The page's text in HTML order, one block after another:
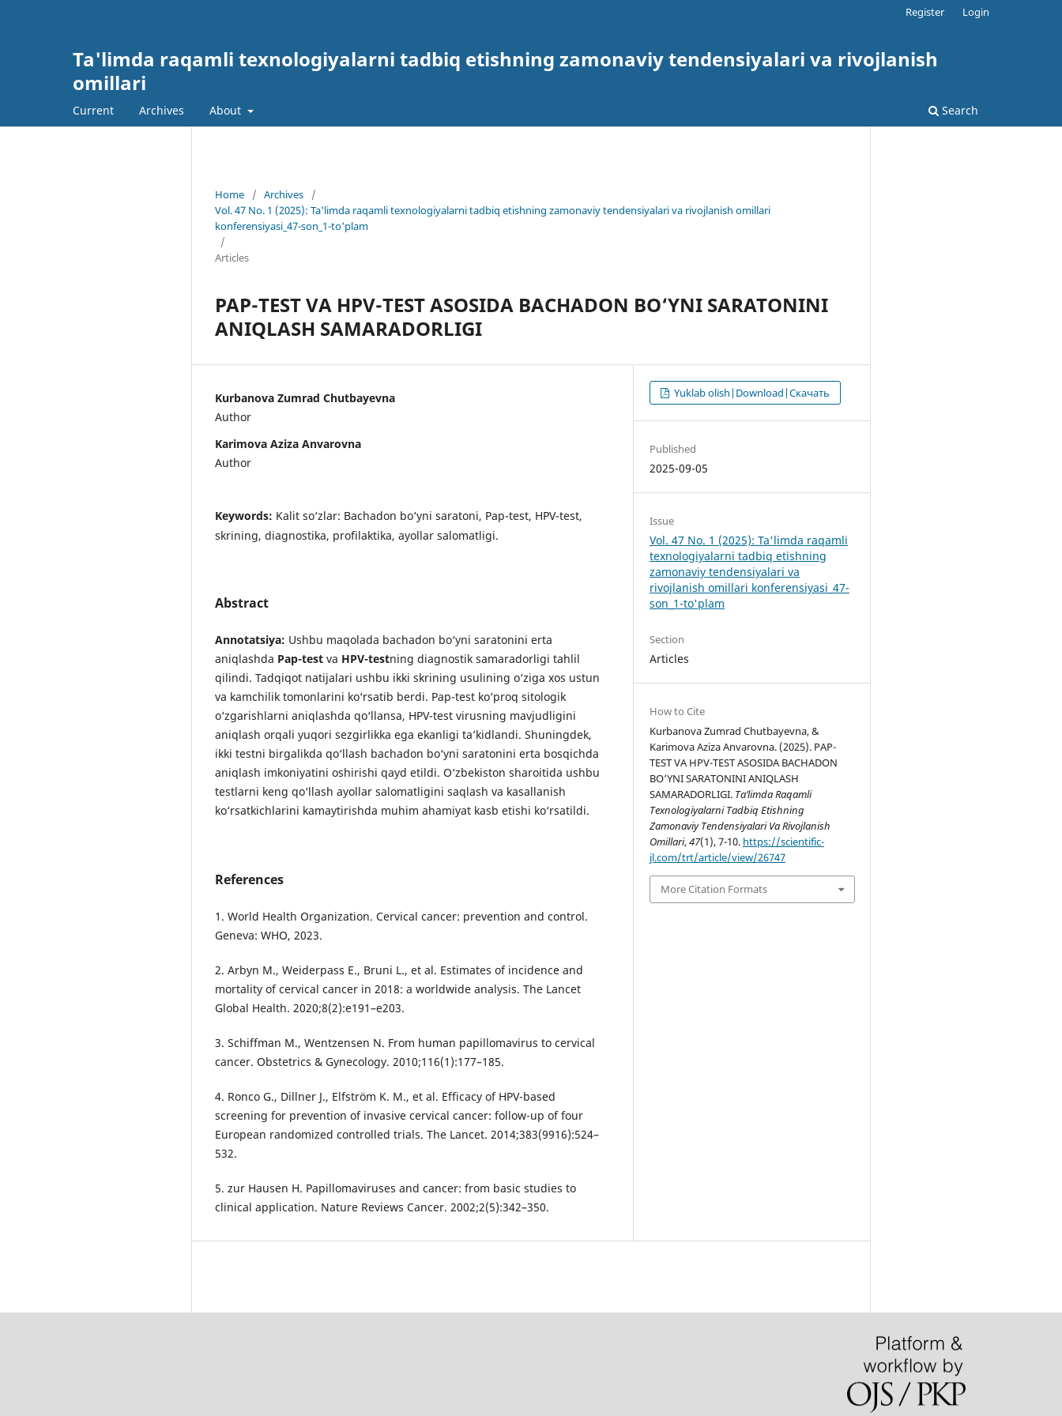
Ta'limda raqamli texnologiyalarni tadbiq etishning zamonaviy tendensiyalari va rivojlanish
omillari
Current Archives About Search
Register Login
Home / Archives
/
Vol. 47 No. 1 (2025): Ta'limda raqamli texnologiyalarni tadbiq etishning zamonaviy tendensiyalari va rivojlanish omillari
konferensiyasi_47-son_1-to'plam
/
Articles
PAP-TEST VA HPV-TEST ASOSIDA BACHADON BO‘YNI SARATONINI
ANIQLASH SAMARADORLIGI
Kurbanova Zumrad Chutbayevna
Author
Karimova Aziza Anvarovna
Author
Keywords: Kalit so‘zlar: Bachadon bo‘yni saratoni, Pap-test, HPV-test,
skrining, diagnostika, profilaktika, ayollar salomatligi.
Abstract
Annotatsiya: Ushbu maqolada bachadon bo‘yni saratonini erta
aniqlashda Pap-test va HPV-testning diagnostik samaradorligi tahlil
qilindi. Tadqiqot natijalari ushbu ikki skrining usulining o‘ziga xos ustun
va kamchilik tomonlarini ko‘rsatib berdi. Pap-test ko‘proq sitologik
o‘zgarishlarni aniqlashda qo‘llansa, HPV-test virusning mavjudligini
aniqlash orqali yuqori sezgirlikka ega ekanligi ta’kidlandi. Shuningdek,
ikki testni birgalikda qo‘llash bachadon bo‘yni saratonini erta bosqichda
aniqlash imkoniyatini oshirishi qayd etildi. O‘zbekiston sharoitida ushbu
testlarni keng qo‘llash ayollar salomatligini saqlash va kasallanish
ko‘rsatkichlarini kamaytirishda muhim ahamiyat kasb etishi ko‘rsatildi.
References
1. World Health Organization. Cervical cancer: prevention and control.
Geneva: WHO, 2023.
2. Arbyn M., Weiderpass E., Bruni L., et al. Estimates of incidence and
mortality of cervical cancer in 2018: a worldwide analysis. The Lancet
Global Health. 2020;8(2):e191–e203.
3. Schiffman M., Wentzensen N. From human papillomavirus to cervical
cancer. Obstetrics & Gynecology. 2010;116(1):177–185.
4. Ronco G., Dillner J., Elfström K. M., et al. Efficacy of HPV-based
screening for prevention of invasive cervical cancer: follow-up of four
European randomized controlled trials. The Lancet. 2014;383(9916):524–
532.
5. zur Hausen H. Papillomaviruses and cancer: from basic studies to
clinical application. Nature Reviews Cancer. 2002;2(5):342–350.
Yuklab olish|Download|Скачать
Published
2025-09-05
Issue
Vol. 47 No. 1 (2025): Ta'limda raqamli
texnologiyalarni tadbiq etishning
zamonaviy tendensiyalari va
rivojlanish omillari konferensiyasi_47-
son_1-to'plam
Section
Articles
How to Cite
Kurbanova Zumrad Chutbayevna, &
Karimova Aziza Anvarovna. (2025). PAP-
TEST VA HPV-TEST ASOSIDA BACHADON
BO‘YNI SARATONINI ANIQLASH
SAMARADORLIGI. Ta’limda Raqamli
Texnologiyalarni Tadbiq Etishning
Zamonaviy Tendensiyalari Va Rivojlanish
Omillari,47(1), 7-10. https://scientific-
jl.com/trt/article/view/26747
More Citation Formats